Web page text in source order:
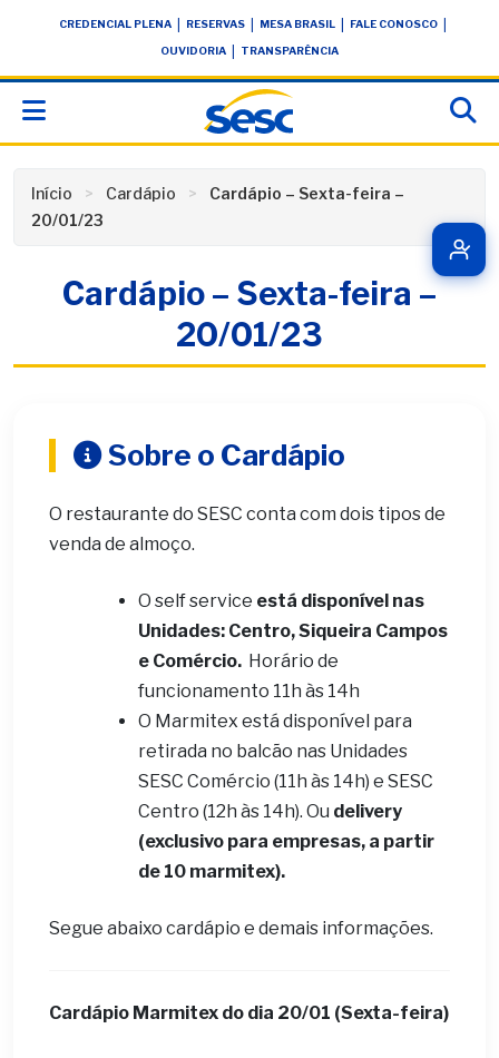
conteúdoCREDENCIAL PLENA RESERVAS MESA BRASIL FALE CONOSCO
OUVIDORIA TRANSPARÊNCIA
Início Cardápio
Cardápio – Sexta-feira –
20/01/23
Cardápio – Sexta-feira –
20/01/23
Sobre o Cardápio
O restaurante do SESC conta com dois tipos de
venda de almoço.
O self service está disponível nas
Unidades: Centro, Siqueira Campos
e Comércio. Horário de
funcionamento 11h às 14h
O Marmitex está disponível para
retirada no balcão nas Unidades
SESC Comércio (11h às 14h) e SESC
Centro (12h às 14h). Ou delivery
(exclusivo para empresas, a partir
de 10 marmitex).
Segue abaixo cardápio e demais informações.
Cardápio Marmitex do dia 20/01 (Sexta-feira)